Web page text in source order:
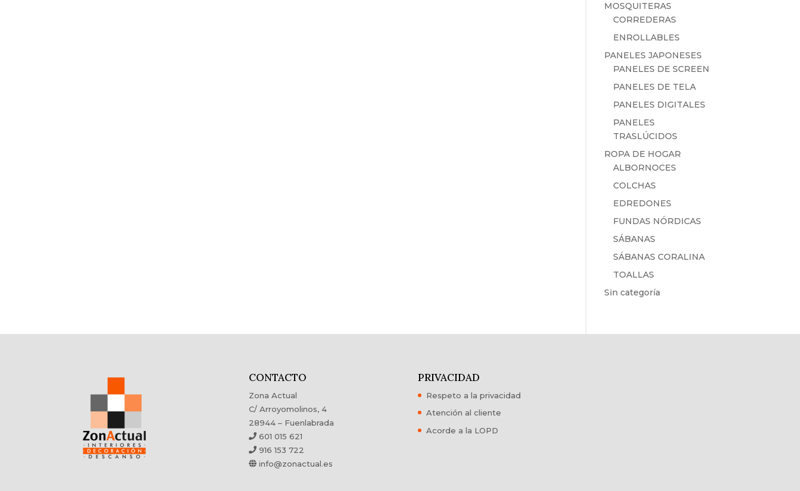
MOSQUITERAS
CORREDERAS
ENROLLABLES
PANELES JAPONESES
PANELES DE SCREEN
PANELES DE TELA
PANELES DIGITALES
PANELES
TRASLÚCIDOS
ROPA DE HOGAR
ALBORNOCES
COLCHAS
EDREDONES
FUNDAS NÓRDICAS
SÁBANAS
SÁBANAS CORALINA
TOALLAS
Sin categoría
CONTACTO
Zona Actual
C/ Arroyomolinos, 4
28944 – Fuenlabrada
601 015 621
916 153 722
info@zonactual.es
PRIVACIDAD
Respeto a la privacidad
Atención al cliente
Acorde a la LOPD